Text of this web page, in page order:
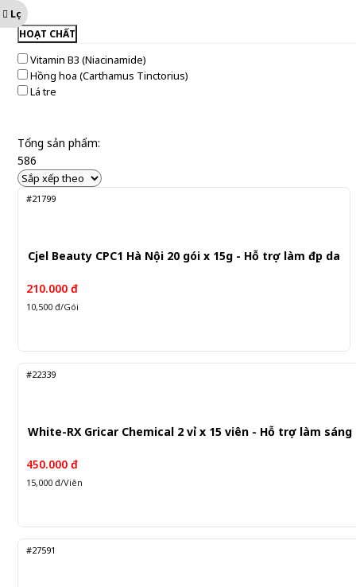
HOẠT CHẤT
Vitamin B3 (Niacinamide)
Hồng hoa (Carthamus Tinctorius)
Lá tre
Tổng sản phẩm:
586
#21799
Cjel Beauty CPC1 Hà Nội 20 gói x 15g - Hỗ trợ làm đẹp da
210.000 đ
10,500 đ/Gói
#22339
White-RX Gricar Chemical 2 vỉ x 15 viên - Hỗ trợ làm sáng
450.000 đ
15,000 đ/Viên
#27591
Lọc